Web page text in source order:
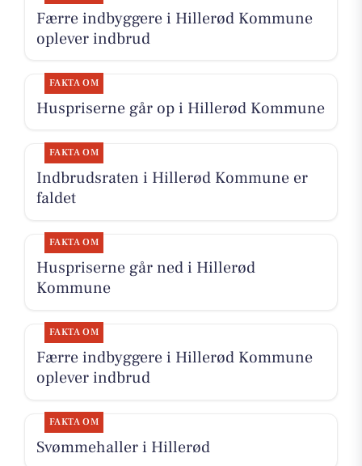
Færre indbyggere i Hillerød Kommune
oplever indbrud
FAKTA OM
Huspriserne går op i Hillerød Kommune
FAKTA OM
Indbrudsraten i Hillerød Kommune er
faldet
FAKTA OM
Huspriserne går ned i Hillerød
Kommune
FAKTA OM
Færre indbyggere i Hillerød Kommune
oplever indbrud
FAKTA OM
Svømmehaller i Hillerød